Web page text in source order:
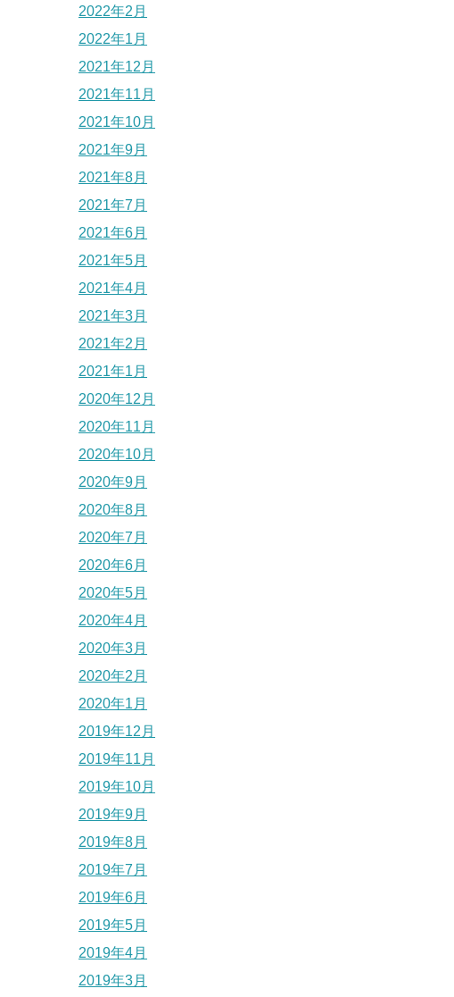
2022年2月
2022年1月
2021年12月
2021年11月
2021年10月
2021年9月
2021年8月
2021年7月
2021年6月
2021年5月
2021年4月
2021年3月
2021年2月
2021年1月
2020年12月
2020年11月
2020年10月
2020年9月
2020年8月
2020年7月
2020年6月
2020年5月
2020年4月
2020年3月
2020年2月
2020年1月
2019年12月
2019年11月
2019年10月
2019年9月
2019年8月
2019年7月
2019年6月
2019年5月
2019年4月
2019年3月